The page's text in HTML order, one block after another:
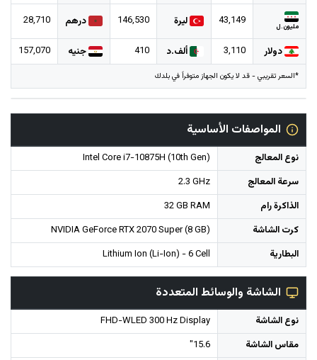
مليون.ل 43,149 ليرة 146,530 درهم 28,710
دولار 3,110 ألف.د 410 جنيه 157,070
*السعر تقريبي - قد لا يكون الجهاز متوفراً في بلدك
المواصفات الأساسية
نوع المعالج
Intel Core i7-10875H (10th Gen)
سرعة المعالج
2.3 GHz
الذاكرة رام
32 GB RAM
كرت الشاشة
NVIDIA GeForce RTX 2070 Super (8 GB)
البطارية
Lithium Ion (Li-Ion) - 6 Cell
الشاشة والوسائط المتعددة
نوع الشاشة
FHD-WLED 300 Hz Display
مقاس الشاشة
15.6"